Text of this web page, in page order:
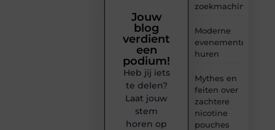
Moderne
evenementenvloer
huren
Mythes en
feiten over
zachtere
nicotine
pouches
Jouw
blog
verdient
een
podium!
Heb jij iets
te delen?
Laat jouw
stem
horen op